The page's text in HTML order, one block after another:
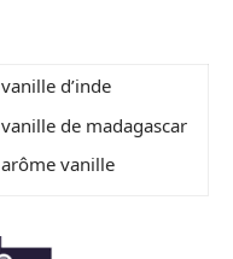
vanille d’inde
vanille de madagascar
arôme vanille